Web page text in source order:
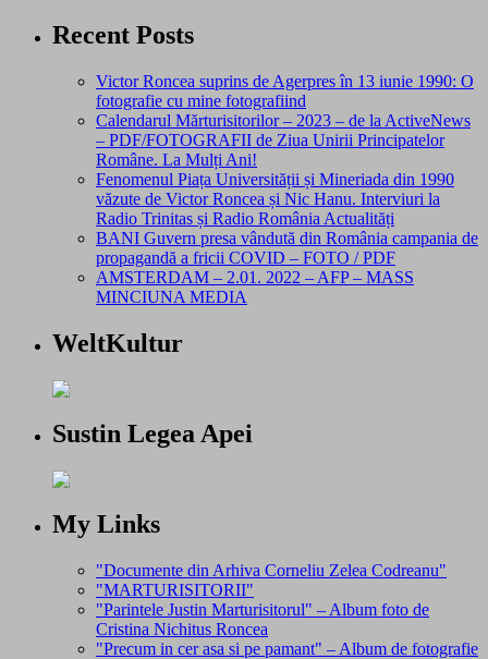
Recent Posts
Victor Roncea suprins de Agerpres în 13 iunie 1990: O
fotografie cu mine fotografiind
Calendarul Mărturisitorilor – 2023 – de la ActiveNews
– PDF/FOTOGRAFII de Ziua Unirii Principatelor
Române. La Mulți Ani!
Fenomenul Piața Universității și Mineriada din 1990
văzute de Victor Roncea și Nic Hanu. Interviuri la
Radio Trinitas și Radio România Actualități
BANI Guvern presa vândută din România campania de
propagandă a fricii COVID – FOTO / PDF
AMSTERDAM – 2.01. 2022 – AFP – MASS
MINCIUNA MEDIA
WeltKultur
Sustin Legea Apei
My Links
"Documente din Arhiva Corneliu Zelea Codreanu"
"MARTURISITORII"
"Parintele Justin Marturisitorul" – Album foto de
Cristina Nichitus Roncea
"Precum in cer asa si pe pamant" – Album de fotografie